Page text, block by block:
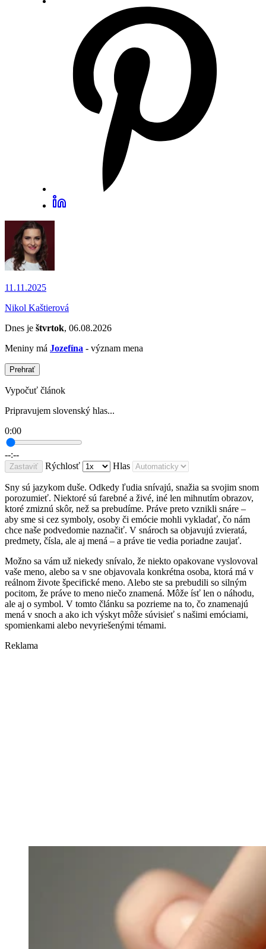
11.11.2025
Nikol Kaštierová
Dnes je štvrtok, 06.08.2026
Meniny má Jozefína - význam mena
Prehrať
Vypočuť článok
Pripravujem slovenský hlas...
0:00
--:--
Zastaviť Rýchlosť Hlas
Sny sú jazykom duše. Odkedy ľudia snívajú, snažia sa svojim snom
porozumieť. Niektoré sú farebné a živé, iné len mihnutím obrazov,
ktoré zmiznú skôr, než sa prebudíme. Práve preto vznikli snáre –
aby sme si cez symboly, osoby či emócie mohli vykladať, čo nám
chce naše podvedomie naznačiť. V snároch sa objavujú zvieratá,
predmety, čísla, ale aj mená – a práve tie vedia poriadne zaujať.
Možno sa vám už niekedy snívalo, že niekto opakovane vyslovoval
vaše meno, alebo sa v sne objavovala konkrétna osoba, ktorá má v
reálnom živote špecifické meno. Alebo ste sa prebudili so silným
pocitom, že práve to meno niečo znamená. Môže ísť len o náhodu,
ale aj o symbol. V tomto článku sa pozrieme na to, čo znamenajú
mená v snoch a ako ich výskyt môže súvisieť s našimi emóciami,
spomienkami alebo nevyriešenými témami.
Reklama